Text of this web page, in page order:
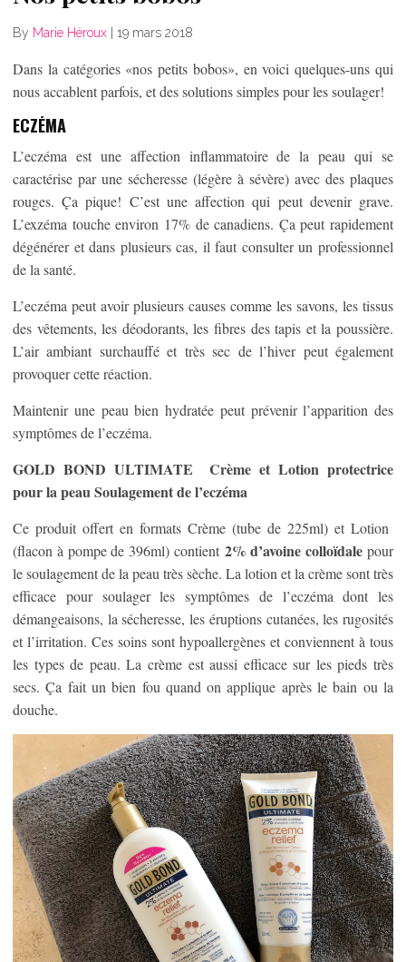
By Marie Héroux 19 mars 2018
Dans la catégories «nos petits bobos», en voici quelques-uns qui
nous accablent parfois, et des solutions simples pour les soulager!
ECZÉMA
L’eczéma est une affection inflammatoire de la peau qui se
caractérise par une sécheresse (légère à sévère) avec des plaques
rouges. Ça pique! C’est une affection qui peut devenir grave.
L’exzéma touche environ 17% de canadiens. Ça peut rapidement
dégénérer et dans plusieurs cas, il faut consulter un professionnel
de la santé.
L’eczéma peut avoir plusieurs causes comme les savons, les tissus
des vêtements, les déodorants, les fibres des tapis et la poussière.
L’air ambiant surchauffé et très sec de l’hiver peut également
provoquer cette réaction.
Maintenir une peau bien hydratée peut prévenir l’apparition des
symptômes de l’eczéma.
GOLD BOND ULTIMATE Crème et Lotion protectrice
pour la peau Soulagement de l’eczéma
Ce produit offert en formats Crème (tube de 225ml) et Lotion
(flacon à pompe de 396ml) contient 2% d’avoine colloïdalepour
le soulagement de la peau très sèche. La lotion et la crème sont très
efficace pour soulager les symptômes de l’eczéma dont les
démangeaisons, la sécheresse, les éruptions cutanées, les rugosités
et l’irritation. Ces soins sont hypoallergènes et conviennent à tous
les types de peau. La crème est aussi efficace sur les pieds très
secs. Ça fait un bien fou quand on applique après le bain ou la
douche.